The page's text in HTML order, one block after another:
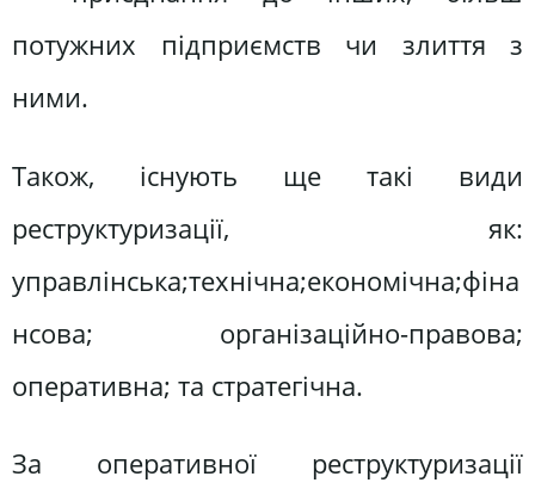
потужних підприємств чи злиття з
ними.
Також, існують ще такі види
реструктуризації, як:
управлінська;технічна;економічна;фіна
нсова; організаційно-правова;
оперативна; та стратегічна.
За оперативної реструктуризації